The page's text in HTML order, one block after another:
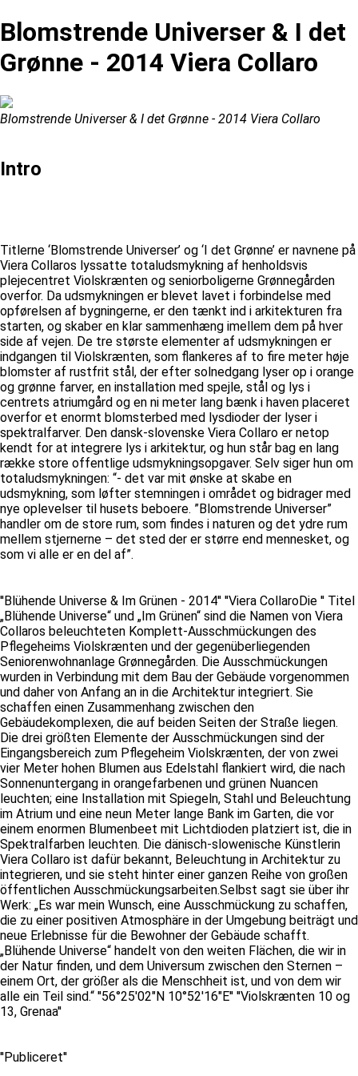
Blomstrende Universer & I det
Grønne - 2014 Viera Collaro
Blomstrende Universer & I det Grønne - 2014 Viera Collaro
Intro
Titlerne ‘Blomstrende Universer’ og ‘I det Grønne’ er navnene på
Viera Collaros lyssatte totaludsmykning af henholdsvis
plejecentret Violskrænten og seniorboligerne Grønnegården
overfor. Da udsmykningen er blevet lavet i forbindelse med
opførelsen af bygningerne, er den tænkt ind i arkitekturen fra
starten, og skaber en klar sammenhæng imellem dem på hver
side af vejen. De tre største elementer af udsmykningen er
indgangen til Violskrænten, som flankeres af to fire meter høje
blomster af rustfrit stål, der efter solnedgang lyser op i orange
og grønne farver, en installation med spejle, stål og lys i
centrets atriumgård og en ni meter lang bænk i haven placeret
overfor et enormt blomsterbed med lysdioder der lyser i
spektralfarver. Den dansk-slovenske Viera Collaro er netop
kendt for at integrere lys i arkitektur, og hun står bag en lang
række store offentlige udsmykningsopgaver. Selv siger hun om
totaludsmykningen: “- det var mit ønske at skabe en
udsmykning, som løfter stemningen i området og bidrager med
nye oplevelser til husets beboere. ”Blomstrende Universer”
handler om de store rum, som findes i naturen og det ydre rum
mellem stjernerne – det sted der er større end mennesket, og
som vi alle er en del af”.
''Blühende Universe & Im Grünen - 2014'' ''Viera CollaroDie '' Titel
„Blühende Universe“ und „Im Grünen“ sind die Namen von Viera
Collaros beleuchteten Komplett-Ausschmückungen des
Pflegeheims Violskrænten und der gegenüberliegenden
Seniorenwohnanlage Grønnegården. Die Ausschmückungen
wurden in Verbindung mit dem Bau der Gebäude vorgenommen
und daher von Anfang an in die Architektur integriert. Sie
schaffen einen Zusammenhang zwischen den
Gebäudekomplexen, die auf beiden Seiten der Straße liegen.
Die drei größten Elemente der Ausschmückungen sind der
Eingangsbereich zum Pflegeheim Violskrænten, der von zwei
vier Meter hohen Blumen aus Edelstahl flankiert wird, die nach
Sonnenuntergang in orangefarbenen und grünen Nuancen
leuchten; eine Installation mit Spiegeln, Stahl und Beleuchtung
im Atrium und eine neun Meter lange Bank im Garten, die vor
einem enormen Blumenbeet mit Lichtdioden platziert ist, die in
Spektralfarben leuchten. Die dänisch-slowenische Künstlerin
Viera Collaro ist dafür bekannt, Beleuchtung in Architektur zu
integrieren, und sie steht hinter einer ganzen Reihe von großen
öffentlichen Ausschmückungsarbeiten.Selbst sagt sie über ihr
Werk: „Es war mein Wunsch, eine Ausschmückung zu schaffen,
die zu einer positiven Atmosphäre in der Umgebung beiträgt und
neue Erlebnisse für die Bewohner der Gebäude schafft.
„Blühende Universe“ handelt von den weiten Flächen, die wir in
der Natur finden, und dem Universum zwischen den Sternen –
einem Ort, der größer als die Menschheit ist, und von dem wir
alle ein Teil sind.“ ''56°25'02"N 10°52'16"E'' ''Violskrænten 10 og
13, Grenaa''
''Publiceret''